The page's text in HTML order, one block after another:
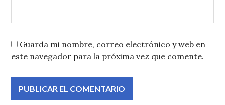
Guarda mi nombre, correo electrónico y web en
este navegador para la próxima vez que comente.